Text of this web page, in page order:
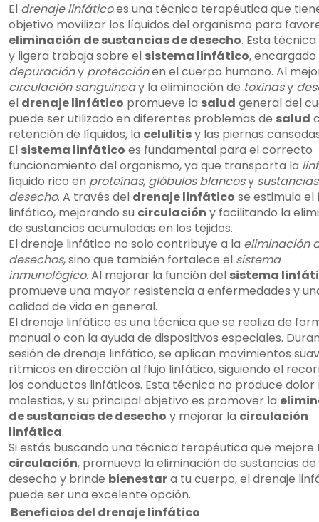
El drenaje linfáticoes una técnica terapéutica que
objetivo movilizar los líquidos del organismo para
eliminación de sustancias de desecho. Esta técnica
y ligera trabaja sobre el sistema linfático, encargado
depuracióny protecciónen el cuerpo humano. Al
circulación sanguíneay la eliminación de toxinasy
el drenaje linfático promueve la salud general del
puede ser utilizado en diferentes problemas de salud
retención de líquidos, la celulitisy las piernas
El sistema linfático es fundamental para el correcto
funcionamiento del organismo, ya que transporta la
líquido rico en proteínas, glóbulos blancosy
desecho. A través del drenaje linfático se estimula el
linfático, mejorando su circulación y facilitando la
de sustancias acumuladas en los tejidos.
El drenaje linfático no solo contribuye a la eliminación
desechos, sino que también fortalece el sistema
inmunológico. Al mejorar la función del sistema
promueve una mayor resistencia a enfermedades y
calidad de vida en general.
El drenaje linfático es una técnica que se realiza de
manual o con la ayuda de dispositivos especiales.
sesión de drenaje linfático, se aplican movimientos
rítmicos en dirección al flujo linfático, siguiendo el
los conductos linfáticos. Esta técnica no produce dolor
molestias, y su principal objetivo es promover la
de sustancias de desecho y mejorar la circulación
linfática.
Si estás buscando una técnica terapéutica que mejore
circulación, promueva la eliminación de sustancias de
desecho y brinde bienestara tu cuerpo, el drenaje
puede ser una excelente opción.
Beneficios del drenaje linfático